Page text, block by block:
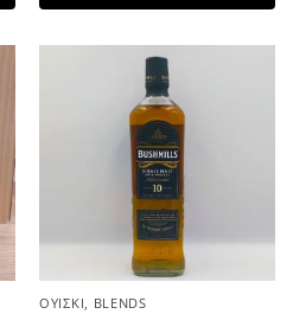
ΟΥΊΣΚΙ, BLENDS